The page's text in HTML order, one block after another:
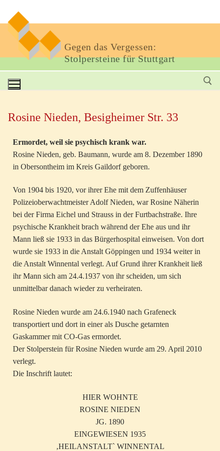
Gegen das Vergessen:
Stolpersteine für Stuttgart
Rosine Nieden, Besigheimer Str. 33
Ermordet, weil sie psychisch krank war.
Rosine Nieden, geb. Baumann, wurde am 8. Dezember 1890
in Obersontheim im Kreis Gaildorf geboren.
Von 1904 bis 1920, vor ihrer Ehe mit dem Zuffenhäuser
Polizeioberwachtmeister Adolf Nieden, war Rosine Näherin
bei der Firma Eichel und Strauss in der Furtbachstraße. Ihre
psychische Krankheit brach während der Ehe aus und ihr
Mann ließ sie 1933 in das Bürgerhospital einweisen. Von dort
wurde sie 1933 in die Anstalt Göppingen und 1934 weiter in
die Anstalt Winnental verlegt. Auf Grund ihrer Krankheit ließ
ihr Mann sich am 24.4.1937 von ihr scheiden, um sich
unmittelbar danach wieder zu verheiraten.
Rosine Nieden wurde am 24.6.1940 nach Grafeneck
transportiert und dort in einer als Dusche getarnten
Gaskammer mit CO-Gas ermordet.
Der Stolperstein für Rosine Nieden wurde am 29. April 2010
verlegt.
Die Inschrift lautet:
HIER WOHNTE
ROSINE NIEDEN
JG. 1890
EINGEWIESEN 1935
‚HEILANSTALT` WINNENTAL